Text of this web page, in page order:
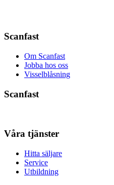
Scanfast
Om Scanfast
Jobba hos oss
Visselblåsning
Scanfast
Våra tjänster
Hitta säljare
Service
Utbildning